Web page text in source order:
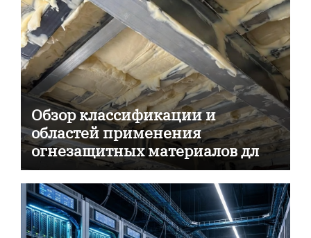
Обзор классификации и
областей применения
огнезащитных материалов для
пассивной противопожарной
защиты